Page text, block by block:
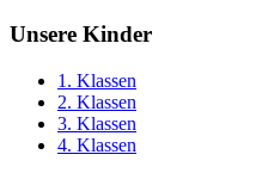
Unsere Kinder
1. Klassen
2. Klassen
3. Klassen
4. Klassen